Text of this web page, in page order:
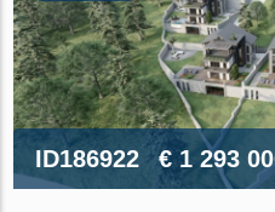
ID186922 € 1 293